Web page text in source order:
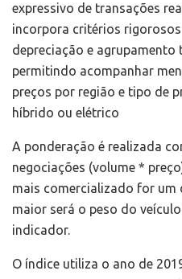
expressivo de transações
incorpora critérios
depreciação e agrupamento
permitindo acompanhar
preços por região e tipo de
híbrido ou elétrico
A ponderação é realizada
negociações (volume *
mais comercializado for um
maior será o peso do
indicador.
O índice utiliza o ano de